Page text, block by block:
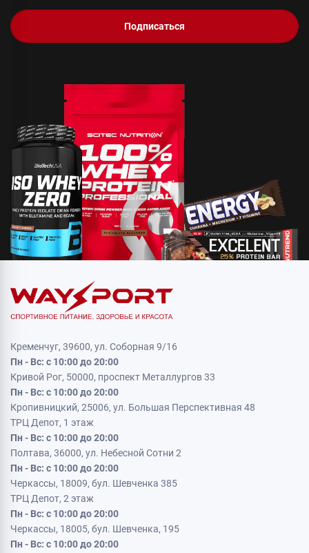
Подписаться
Кременчуг, 39600, ул. Соборная 9/16
Пн - Вс: с 10:00 до 20:00
Кривой Рог, 50000, проспект Металлургов 33
Пн - Вс: с 10:00 до 20:00
Кропивницкий, 25006, ул. Большая Перспективная 48
ТРЦ Депот, 1 этаж
Пн - Вс: с 10:00 до 20:00
Полтава, 36000, ул. Небесной Сотни 2
Пн - Вс: с 10:00 до 20:00
Черкассы, 18009, бул. Шевченка 385
ТРЦ Депот, 2 этаж
Пн - Вс: с 10:00 до 20:00
Черкассы, 18005, бул. Шевченка, 195
Пн - Вс: с 10:00 до 20:00